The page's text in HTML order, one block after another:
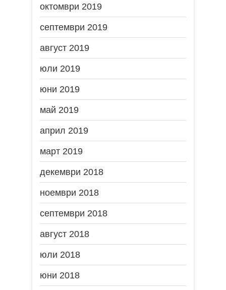
октомври 2019
септември 2019
август 2019
юли 2019
юни 2019
май 2019
април 2019
март 2019
декември 2018
ноември 2018
септември 2018
август 2018
юли 2018
юни 2018